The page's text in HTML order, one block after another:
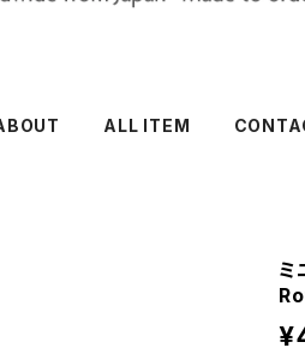
ALL ITEM